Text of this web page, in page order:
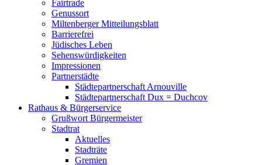
Fairtrade
Genussort
Miltenberger Mitteilungsblatt
Barrierefrei
Jüdisches Leben
Sehenswürdigkeiten
Impressionen
Partnerstädte
Städtepartnerschaft Arnouville
Städtepartnerschaft Dux = Duchcov
Rathaus & Bürgerservice
Grußwort Bürgermeister
Stadtrat
Aktuelles
Stadträte
Gremien